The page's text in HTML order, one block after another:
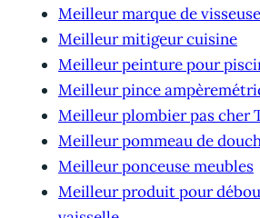
Meilleur marque de
Meilleur mitigeur cuisine
Meilleur peinture pour
Meilleur pince
Meilleur plombier pas cher
Meilleur pommeau de
Meilleur ponceuse meubles
Meilleur produit pour